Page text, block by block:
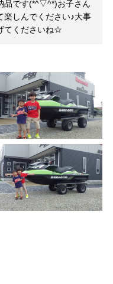
品です(*^▽^*)お子さん
楽しんでください♪大事
てくださいね☆